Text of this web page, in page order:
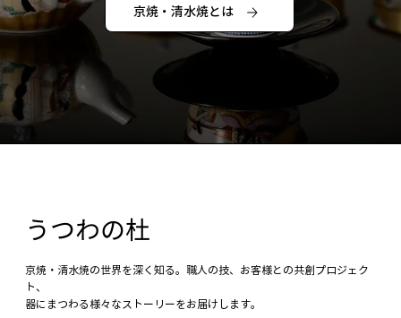
京焼・清水焼とは
うつわの杜
京焼・清水焼の世界を深く知る。職人の技、お客様との共創プロジェク
ト、
器にまつわる様々なストーリーをお届けします。